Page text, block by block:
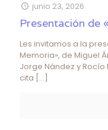
junio 23, 2026
Presentación de
Les invitamos a la
Memoria», de Miguel
Jorge Nández y Rocío
cita […]